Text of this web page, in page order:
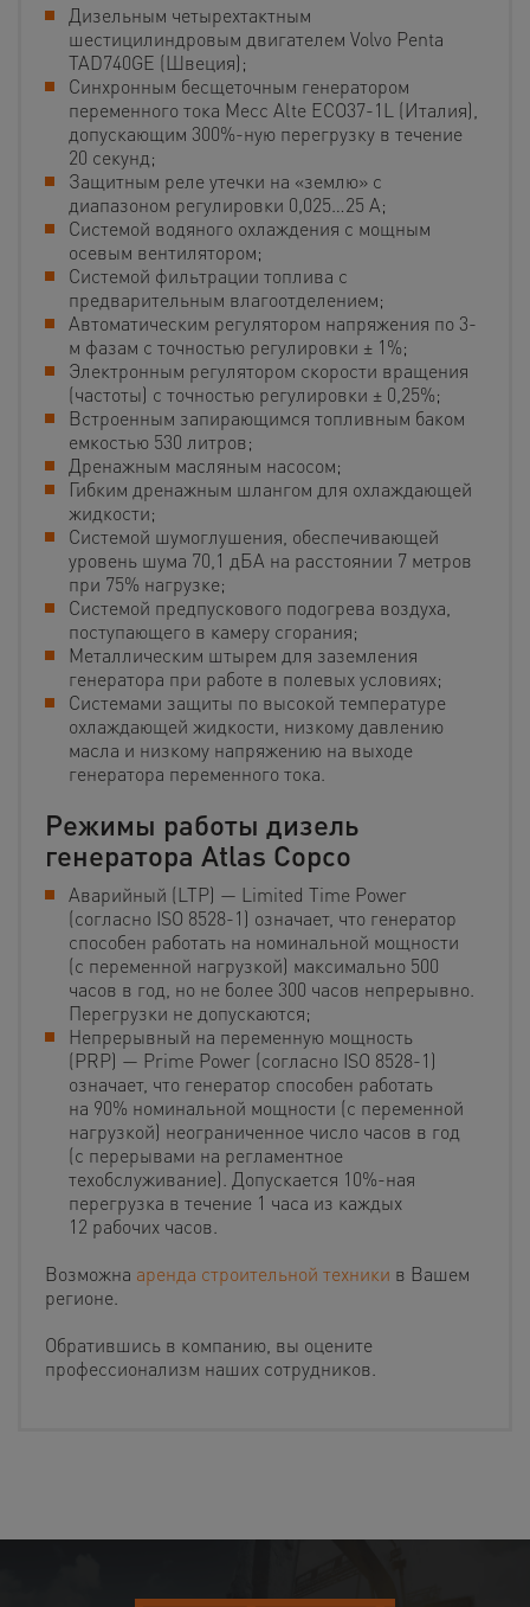
Дизельным четырехтактным
шестицилиндровым двигателем Volvo Penta
TAD740GE (Швеция);
Cинхронным бесщеточным генератором
переменного тока Mecc Alte ECO37-1L (Италия),
допускающим 300%-ную перегрузку в течение
20 секунд;
Защитным реле утечки на «землю» с
диапазоном регулировки 0,025…25 А;
Cистемой водяного охлаждения с мощным
осевым вентилятором;
Cистемой фильтрации топлива с
предварительным влагоотделением;
Автоматическим регулятором напряжения по 3-
м фазам с точностью регулировки ± 1%;
Электронным регулятором скорости вращения
(частоты) с точностью регулировки ± 0,25%;
Встроенным запирающимся топливным баком
емкостью 530 литров;
Дренажным масляным насосом;
Гибким дренажным шлангом для охлаждающей
жидкости;
Системой шумоглушения, обеспечивающей
уровень шума 70,1 дБА на расстоянии 7 метров
при 75% нагрузке;
Системой предпускового подогрева воздуха,
поступающего в камеру сгорания;
Металлическим штырем для заземления
генератора при работе в полевых условиях;
Системами защиты по высокой температуре
охлаждающей жидкости, низкому давлению
масла и низкому напряжению на выходе
генератора переменного тока.
Режимы работы дизель
генератора Atlas Copco
Аварийный (LTP) — Limited Time Power
(согласно ISO 8528-1) означает, что генератор
способен работать на номинальной мощности
(с переменной нагрузкой) максимально 500
часов в год, но не более 300 часов непрерывно.
Перегрузки не допускаются;
Непрерывный на переменную мощность
(PRP) — Prime Power (согласно ISO 8528-1)
означает, что генератор способен работать
на 90% номинальной мощности (с переменной
нагрузкой) неограниченное число часов в год
(с перерывами на регламентное
техобслуживание). Допускается 10%-ная
перегрузка в течение 1 часа из каждых
12 рабочих часов.
Возможна аренда строительной техники в Вашем
регионе.
Обратившись в компанию, вы оцените
профессионализм наших сотрудников.